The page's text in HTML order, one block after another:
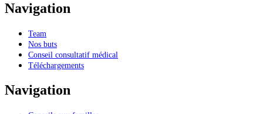
Navigation
Team
Nos buts
Conseil consultatif médical
Téléchargements
Navigation